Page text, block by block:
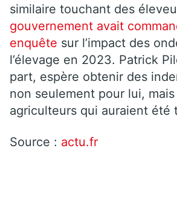
similaire touchant des
gouvernement avait
enquête sur l’impact des
l’élevage en 2023. Patrick
part, espère obtenir des
non seulement pour lui,
agriculteurs qui auraient été
Source : actu.fr